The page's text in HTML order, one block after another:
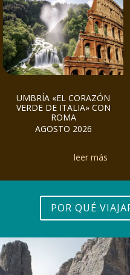
UMBRÍA «EL CORAZÓN
VERDE DE ITALIA» CON
ROMA
AGOSTO 2026
leer más
POR QUÉ